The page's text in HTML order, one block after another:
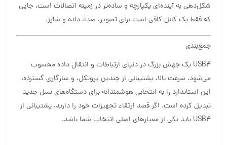
شکل‌دهی به آینده‌ای یکپارچه و ساده‌تر در زمینه اتصالات است، جایی
که فقط یک کابل کافی است برای تصویر، صدا، داده و شارژ.
جمع‌بندی
USB4 یک جهش بزرگ در دنیای ارتباطات و انتقال داده محسوب
می‌شود. سرعت بالا، پشتیبانی از چندین پروتکل، و سازگاری گسترده،
این استاندارد را به انتخابی هوشمندانه برای دستگاه‌های نسل جدید
تبدیل کرده است. اگر قصد ارتقاء تجهیزات خود را دارید، پشتیبانی از
USB4 باید یکی از معیارهای اصلی انتخاب شما باشد.